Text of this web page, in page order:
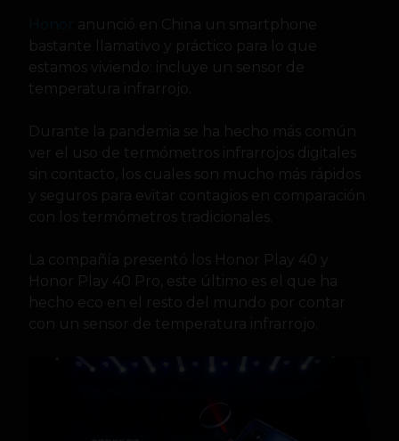
anunció en China un smartphone
bastante llamativo y práctico para lo que
estamos viviendo: incluye un sensor de
temperatura infrarrojo.
Durante la pandemia se ha hecho más común
ver el uso de termómetros infrarrojos digitales
sin contacto, los cuales son mucho más rápidos
y seguros para evitar contagios en comparación
con los termómetros tradicionales.
La compañía presentó los Honor Play 40 y
Honor Play 40 Pro, este último es el que ha
hecho eco en el resto del mundo por contar
con un sensor de temperatura infrarrojo.